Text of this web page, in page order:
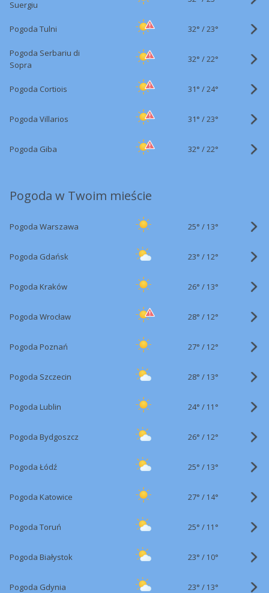
Suergiu
Pogoda Tulni 32° /23°
Pogoda Serbariu di
Sopra
32° /22°
Pogoda Cortiois 31° /24°
Pogoda Villarios 31° /23°
Pogoda Giba 32° /22°
Pogoda w Twoim mieście
Pogoda Warszawa 25° / 13°
Pogoda Gdańsk 23° / 12°
Pogoda Kraków 26° / 13°
Pogoda Wrocław 28° / 12°
Pogoda Poznań 27° / 12°
Pogoda Szczecin 28° / 13°
Pogoda Lublin 24° / 11°
Pogoda Bydgoszcz 26° / 12°
Pogoda Łódź 25° / 13°
Pogoda Katowice 27° / 14°
Pogoda Toruń 25° / 11°
Pogoda Białystok 23° / 10°
Pogoda Gdynia 23° / 13°